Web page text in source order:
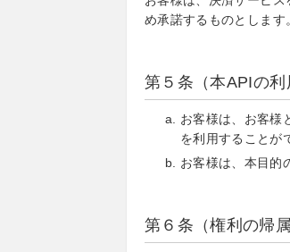
め承諾するものとします
第５条（本APIの利
お客様は、お客様
を利用することが
お客様は、本目的
第６条（権利の帰属